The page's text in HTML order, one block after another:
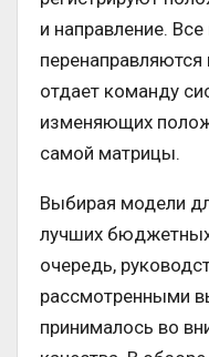
и направление.
отдает команду
изменяющих
самой матрицы.
Выбирая модели
лучших
очередь,
рассмотренными
принималось во